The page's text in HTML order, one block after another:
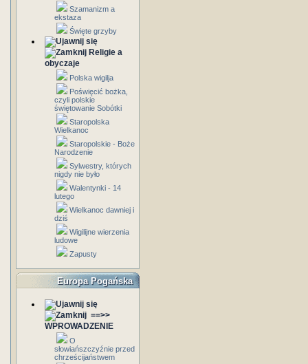
Szamanizm a
ekstaza
Święte grzyby
Religie a
obyczaje
Polska wigilja
Poświęcić bożka,
czyli polskie
świętowanie Sobótki
Staropolska
Wielkanoc
Staropolskie - Boże
Narodzenie
Sylwestry, których
nigdy nie było
Walentynki - 14
lutego
Wielkanoc dawniej i
dziś
Wigilijne wierzenia
ludowe
Zapusty
Europa Pogańska
==>>
WPROWADZENIE
O
słowiańszczyźnie przed
chrześcijaństwem